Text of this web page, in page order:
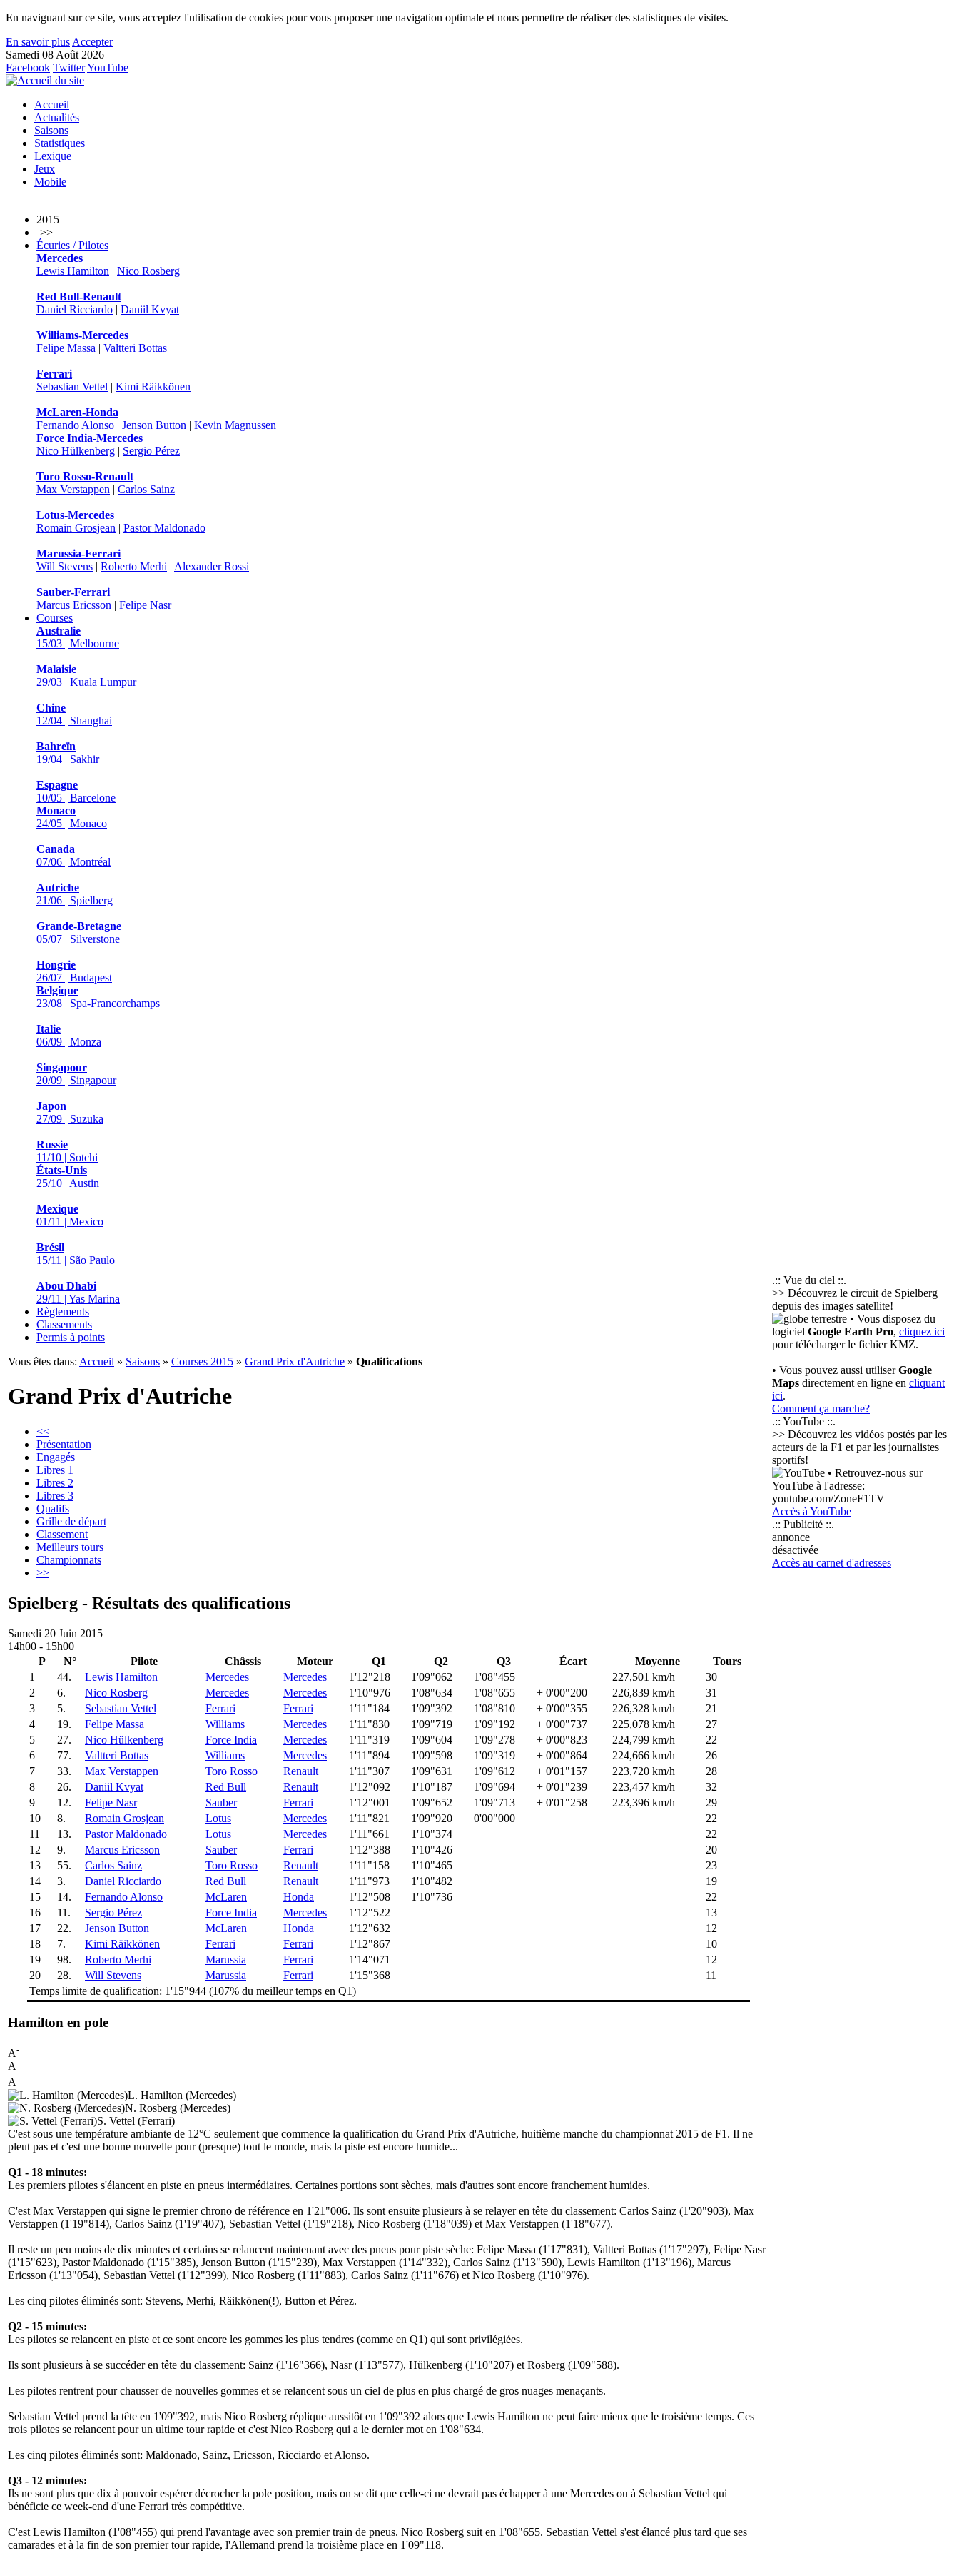
En naviguant sur ce site, vous acceptez l'utilisation de cookies pour vous proposer une navigation optimale et nous permettre de réaliser des statistiques de visites.
En savoir plus Accepter
Samedi 08 Août 2026
Facebook TwitterYouTube
Accueil
Actualités
Saisons
Statistiques
Lexique
Jeux
Mobile
2015
>>
Écuries / Pilotes
Mercedes
Lewis Hamilton | Nico Rosberg
Red Bull-Renault
Daniel Ricciardo | Daniil Kvyat
Williams-Mercedes
Felipe Massa | Valtteri Bottas
Ferrari
Sebastian Vettel | Kimi Räikkönen
McLaren-Honda
Fernando Alonso | Jenson Button | Kevin Magnussen
Force India-Mercedes
Nico Hülkenberg | Sergio Pérez
Toro Rosso-Renault
Max Verstappen | Carlos Sainz
Lotus-Mercedes
Romain Grosjean | Pastor Maldonado
Marussia-Ferrari
Will Stevens | Roberto Merhi | Alexander Rossi
Sauber-Ferrari
Marcus Ericsson | Felipe Nasr
Courses
Australie
15/03 | Melbourne
Malaisie
29/03 | Kuala Lumpur
Chine
12/04 | Shanghai
Bahreïn
19/04 | Sakhir
Espagne
10/05 | Barcelone
Monaco
24/05 | Monaco
Canada
07/06 | Montréal
Autriche
21/06 | Spielberg
Grande-Bretagne
05/07 | Silverstone
Hongrie
26/07 | Budapest
Belgique
23/08 | Spa-Francorchamps
Italie
06/09 | Monza
Singapour
20/09 | Singapour
Japon
27/09 | Suzuka
Russie
11/10 | Sotchi
États-Unis
25/10 | Austin
Mexique
01/11 | Mexico
Brésil
15/11 | São Paulo
Abou Dhabi
29/11 | Yas Marina
Règlements
Classements
Permis à points
Vous êtes dans: Accueil » Saisons » Courses 2015 » Grand Prix d'Autriche » Qualifications
Grand Prix d'Autriche
<<
Présentation
Engagés
Libres 1
Libres 2
Libres 3
Qualifs
Grille de départ
Classement
Meilleurs tours
Championnats
>>
Spielberg - Résultats des qualifications
Samedi 20 Juin 2015
14h00 - 15h00
P
N° Pilote Châssis Moteur Q1 Q2 Q3 Écart Moyenne
Tours
1
44. Lewis Hamilton Mercedes Mercedes 1'12"218 1'09"062 1'08"455 227,501 km/h
30
2
6. Nico Rosberg Mercedes Mercedes 1'10"976 1'08"634 1'08"655 + 0'00"200 226,839 km/h
31
3
5. Sebastian Vettel Ferrari Ferrari 1'11"184 1'09"392 1'08"810 + 0'00"355 226,328 km/h
21
4
19. Felipe Massa Williams Mercedes 1'11"830 1'09"719 1'09"192 + 0'00"737 225,078 km/h
27
5
27. Nico Hülkenberg Force India Mercedes 1'11"319 1'09"604 1'09"278 + 0'00"823 224,799 km/h
22
6
77. Valtteri Bottas Williams Mercedes 1'11"894 1'09"598 1'09"319 + 0'00"864 224,666 km/h
26
7
33. Max Verstappen Toro Rosso Renault 1'11"307 1'09"631 1'09"612 + 0'01"157 223,720 km/h
28
8
26. Daniil Kvyat Red Bull Renault 1'12"092 1'10"187 1'09"694 + 0'01"239 223,457 km/h
32
9
12. Felipe Nasr Sauber Ferrari 1'12"001 1'09"652 1'09"713 + 0'01"258 223,396 km/h
29
10
8. Romain Grosjean Lotus Mercedes 1'11"821 1'09"920 0'00"000
22
11
13. Pastor Maldonado Lotus Mercedes 1'11"661 1'10"374
22
12
9. Marcus Ericsson Sauber Ferrari 1'12"388 1'10"426
20
13
55. Carlos Sainz Toro Rosso Renault 1'11"158 1'10"465
23
14
3. Daniel Ricciardo Red Bull Renault 1'11"973 1'10"482
19
15
14. Fernando Alonso McLaren Honda 1'12"508 1'10"736
22
16
11. Sergio Pérez Force India Mercedes 1'12"522
13
17
22. Jenson Button McLaren Honda 1'12"632
12
18
7. Kimi Räikkönen Ferrari Ferrari 1'12"867
10
19
98. Roberto Merhi Marussia Ferrari 1'14"071
12
20
28. Will Stevens Marussia Ferrari 1'15"368
11
Temps limite de qualification: 1'15"944 (107% du meilleur temps en Q1)
Hamilton en pole
A-
A
A+
L. Hamilton (Mercedes)
N. Rosberg (Mercedes)
S. Vettel (Ferrari)
C'est sous une température ambiante de 12°C seulement que commence la qualification du Grand Prix d'Autriche, huitième manche du championnat 2015 de F1. Il ne
pleut pas et c'est une bonne nouvelle pour (presque) tout le monde, mais la piste est encore humide...
Q1 - 18 minutes:
Les premiers pilotes s'élancent en piste en pneus intermédiaires. Certaines portions sont sèches, mais d'autres sont encore franchement humides.
C'est Max Verstappen qui signe le premier chrono de référence en 1'21"006. Ils sont ensuite plusieurs à se relayer en tête du classement: Carlos Sainz (1'20"903), Max
Verstappen (1'19"814), Carlos Sainz (1'19"407), Sebastian Vettel (1'19"218), Nico Rosberg (1'18"039) et Max Verstappen (1'18"677).
Il reste un peu moins de dix minutes et certains se relancent maintenant avec des pneus pour piste sèche: Felipe Massa (1'17"831), Valtteri Bottas (1'17"297), Felipe Nasr
(1'15"623), Pastor Maldonado (1'15"385), Jenson Button (1'15"239), Max Verstappen (1'14"332), Carlos Sainz (1'13"590), Lewis Hamilton (1'13"196), Marcus
Ericsson (1'13"054), Sebastian Vettel (1'12"399), Nico Rosberg (1'11"883), Carlos Sainz (1'11"676) et Nico Rosberg (1'10"976).
Les cinq pilotes éliminés sont: Stevens, Merhi, Räikkönen(!), Button et Pérez.
Q2 - 15 minutes:
Les pilotes se relancent en piste et ce sont encore les gommes les plus tendres (comme en Q1) qui sont privilégiées.
Ils sont plusieurs à se succéder en tête du classement: Sainz (1'16"366), Nasr (1'13"577), Hülkenberg (1'10"207) et Rosberg (1'09"588).
Les pilotes rentrent pour chausser de nouvelles gommes et se relancent sous un ciel de plus en plus chargé de gros nuages menaçants.
Sebastian Vettel prend la tête en 1'09"392, mais Nico Rosberg réplique aussitôt en 1'09"392 alors que Lewis Hamilton ne peut faire mieux que le troisième temps. Ces
trois pilotes se relancent pour un ultime tour rapide et c'est Nico Rosberg qui a le dernier mot en 1'08"634.
Les cinq pilotes éliminés sont: Maldonado, Sainz, Ericsson, Ricciardo et Alonso.
Q3 - 12 minutes:
Ils ne sont plus que dix à pouvoir espérer décrocher la pole position, mais on se dit que celle-ci ne devrait pas échapper à une Mercedes ou à Sebastian Vettel qui
bénéficie ce week-end d'une Ferrari très compétitive.
C'est Lewis Hamilton (1'08"455) qui prend l'avantage avec son premier train de pneus. Nico Rosberg suit en 1'08"655. Sebastian Vettel s'est élancé plus tard que ses
camarades et à la fin de son premier tour rapide, l'Allemand prend la troisième place en 1'09"118.
.:: Vue du ciel ::.
>> Découvrez le circuit de Spielberg
depuis des images satellite!
• Vous disposez du
logiciel Google Earth Pro, cliquez ici
pour télécharger le fichier KMZ.
• Vous pouvez aussi utiliserGoogle
Maps directement en ligne en cliquant
ici.
Comment ça marche?
.:: YouTube ::.
>> Découvrez les vidéos postés par les
acteurs de la F1 et par les journalistes
sportifs!
• Retrouvez-nous sur
YouTube à l'adresse:
youtube.com/ZoneF1TV
Accès à YouTube
.:: Publicité ::.
annonce
désactivée
Accès au carnet d'adresses